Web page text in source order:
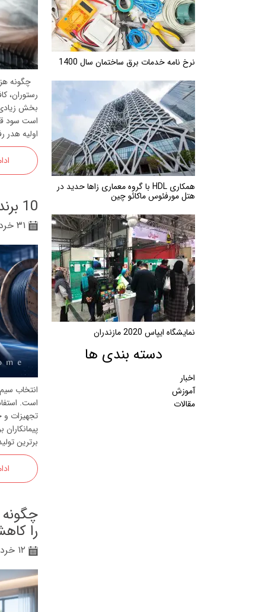
موتور و ریل پرده هوشمند
پرده برقی
ماژول های سیستمی
چگونه
بخش
است سود
اولیه هدر
10 برند برتر سیم و کابل ایران در سال 1405
۳۱ خرداد ۰۵
انتخاب
است.
تجهیزات
برترین
را
۱۲ خرداد ۰۵
نرخ نامه خدمات برق ساختمان سال 1400
همکاری HDL با گروه معماری زاها حدید در
هتل مورفئوس ماکائو چین
نمایشگاه ایپاس 2020 مازندران
دسته بندی ها
اخبار
آموزش
مقالات